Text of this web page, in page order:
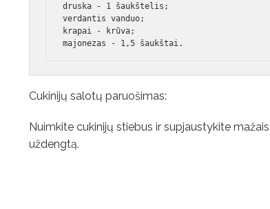
druska - 1 šaukštelis;
verdantis vanduo;
krapai - krūva;
majonezas - 1,5 šaukštai.
Cukinijų salotų paruošimas:
Nuimkite cukinijų stiebus ir supjaustykite
uždengtą.